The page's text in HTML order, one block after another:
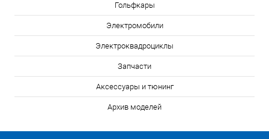
Гольфкары
Электромобили
Электроквадроциклы
Запчасти
Аксессуары и тюнинг
Архив моделей